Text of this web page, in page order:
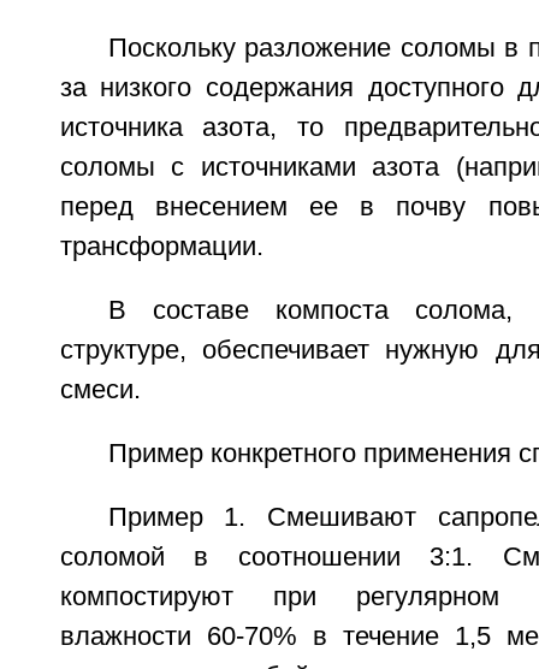
Поскольку разложение соломы в
за низкого содержания доступного
источника азота, то
соломы с источниками азота
перед внесением ее в почву
трансформации.
В составе компоста солома,
структуре, обеспечивает нужную
смеси.
Пример конкретного применения
Пример 1. Смешивают
соломой в соотношении 3:1.
компостируют при регулярном
влажности 60-70% в течение 1,5